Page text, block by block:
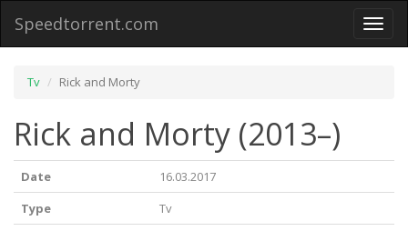
Toggle
Speedtorrent.com
Tv Rick and Morty
Rick and Morty (2013–)
Date
16.03.2017
Type
Tv